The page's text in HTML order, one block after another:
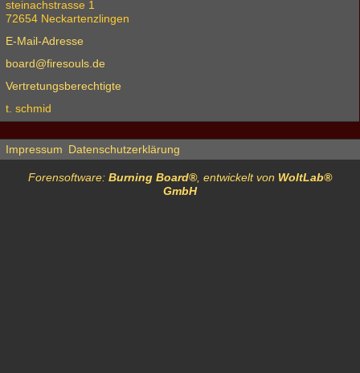
steinachstrasse 1
72654 Neckartenzlingen
E-Mail-Adresse
board@firesouls.de
Vertretungsberechtigte
t. schmid
Impressum Datenschutzerklärung
Forensoftware: Burning Board®, entwickelt von WoltLab®
GmbH